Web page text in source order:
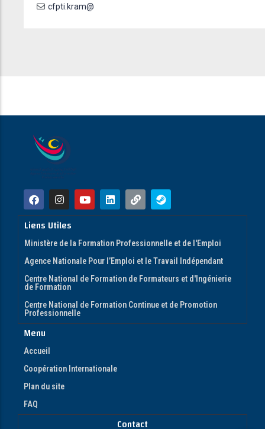
cfpti.kram@
Liens Utiles
Ministère de la Formation Professionnelle et de l'Emploi
Agence Nationale Pour l’Emploi et le Travail Indépendant
Centre National de Formation de Formateurs et d'Ingénierie
de Formation
Centre National de Formation Continue et de Promotion
Professionnelle
Menu
Accueil
Coopération Internationale
Plan du site
FAQ
Contact